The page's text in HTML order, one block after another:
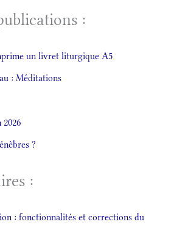
:
un livret liturgique A5
: Méditations
?
:
: fonctionnalités et corrections du